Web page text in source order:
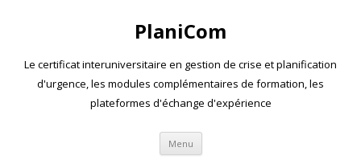
PlaniCom
Le certificat interuniversitaire en gestion de crise et planification
d'urgence, les modules complémentaires de formation, les
plateformes d'échange d'expérience
Menu Aller
contenu